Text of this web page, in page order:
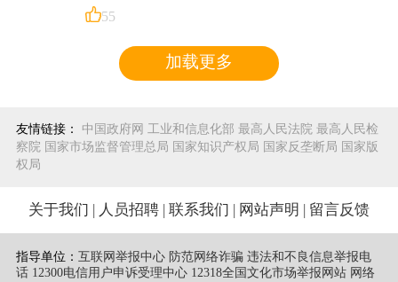
55
加载更多
友情链接： 中国政府网 工业和信息化部 最高人民法院 最高人民检
察院 国家市场监督管理总局 国家知识产权局 国家反垄断局 国家版
权局
关于我们 人员招聘 联系我们 网站声明 留言反馈
指导单位： 互联网举报中心 防范网络诈骗 违法和不良信息举报电
话 12300电信用户申诉受理中心 12318全国文化市场举报网站 网络